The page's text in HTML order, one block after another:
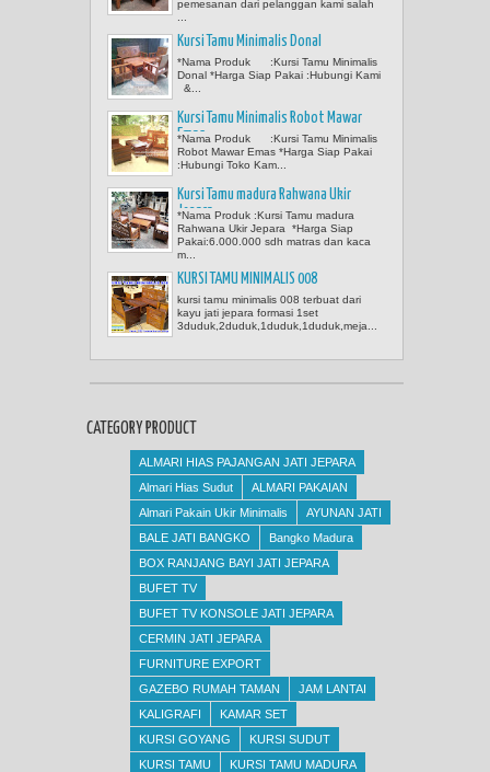
pemesanan dari pelanggan kami salah
Kursi Tamu Minimalis Donal
*Nama Produk :Kursi Tamu Minimalis
Donal *Harga Siap Pakai :Hubungi Kami
&...
Kursi Tamu Minimalis Robot Mawar
Emas
*Nama Produk :Kursi Tamu Minimalis
Robot Mawar Emas *Harga Siap Pakai
:Hubungi Toko Kam...
Kursi Tamu madura Rahwana Ukir
Jepara
*Nama Produk :Kursi Tamu madura
Rahwana Ukir Jepara *Harga Siap
Pakai:6.000.000 sdh matras dan kaca
m...
KURSI TAMU MINIMALIS 008
kursi tamu minimalis 008 terbuat dari
kayu jati jepara formasi 1set
3duduk,2duduk,1duduk,1duduk,meja...
CATEGORY PRODUCT
ALMARI HIAS PAJANGAN JATI JEPARA
Almari Hias Sudut
ALMARI PAKAIAN
Almari Pakain Ukir Minimalis
AYUNAN JATI
BALE JATI BANGKO
Bangko Madura
BOX RANJANG BAYI JATI JEPARA
BUFET TV
BUFET TV KONSOLE JATI JEPARA
CERMIN JATI JEPARA
FURNITURE EXPORT
GAZEBO RUMAH TAMAN
JAM LANTAI
KALIGRAFI
KAMAR SET
KURSI GOYANG
KURSI SUDUT
KURSI TAMU
KURSI TAMU MADURA